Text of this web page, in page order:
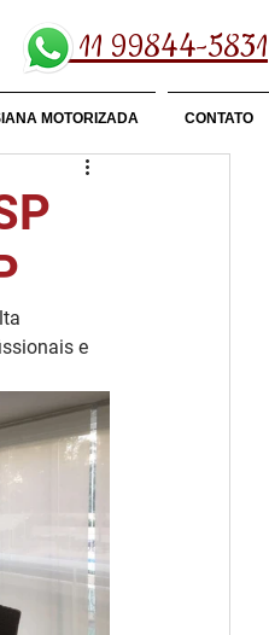
11 99844-5831
MOTORIZADA CONTATO
e